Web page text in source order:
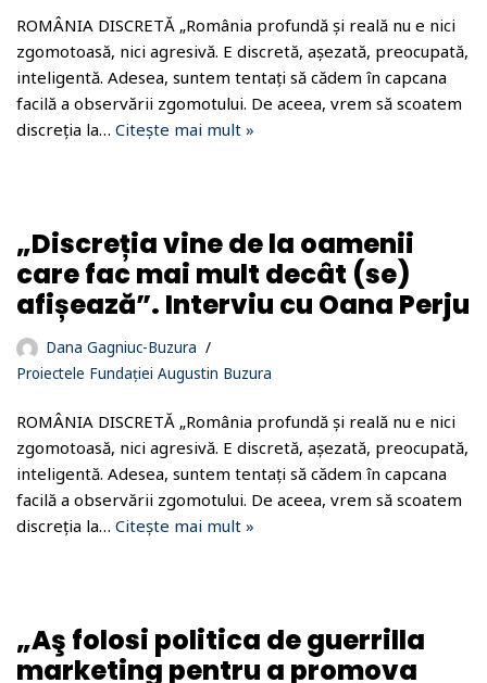
ROMÂNIA DISCRETĂ „România profundă și reală nu e nici
zgomotoasă, nici agresivă. E discretă, așezată, preocupată,
inteligentă. Adesea, suntem tentați să cădem în capcana
facilă a observării zgomotului. De aceea, vrem să scoatem
discreția la… Citește mai mult »
„Discreția vine de la oamenii
care fac mai mult decât (se)
afișează”. Interviu cu Oana Perju
Dana Gagniuc-Buzura
Proiectele Fundației Augustin Buzura
ROMÂNIA DISCRETĂ „România profundă și reală nu e nici
zgomotoasă, nici agresivă. E discretă, așezată, preocupată,
inteligentă. Adesea, suntem tentați să cădem în capcana
facilă a observării zgomotului. De aceea, vrem să scoatem
discreția la… Citește mai mult »
„Aş folosi politica de guerrilla
marketing pentru a promova